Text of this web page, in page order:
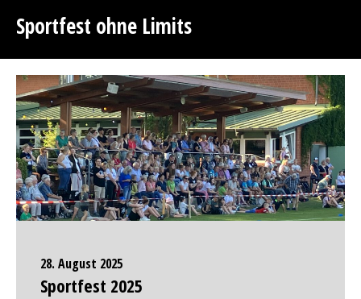
Sportfest ohne Limits
28. August 2025
Sportfest 2025